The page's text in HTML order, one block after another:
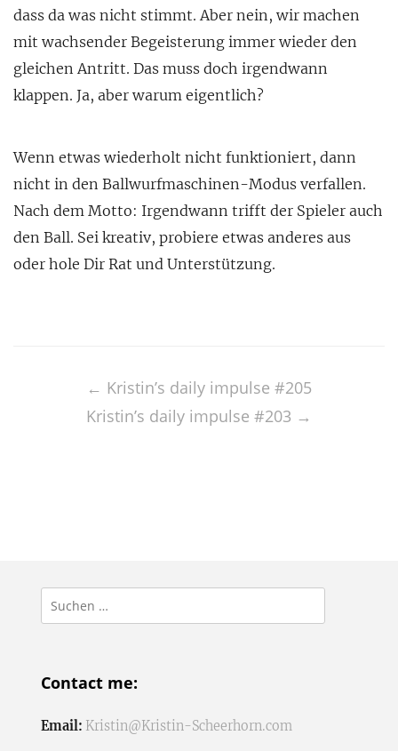
dass da was nicht stimmt. Aber nein, wir machen
mit wachsender Begeisterung immer wieder den
gleichen Antritt. Das muss doch irgendwann
klappen. Ja, aber warum eigentlich?
Wenn etwas wiederholt nicht funktioniert, dann
nicht in den Ballwurfmaschinen-Modus verfallen.
Nach dem Motto: Irgendwann trifft der Spieler auch
den Ball. Sei kreativ, probiere etwas anderes aus
oder hole Dir Rat und Unterstützung.
navigation
← Kristin’s daily impulse #205
Kristin’s daily impulse #203 →
Suchen
nach:
Contact me:
Email: Kristin@Kristin-Scheerhorn.com